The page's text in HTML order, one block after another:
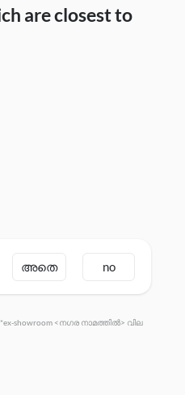
are closest to
അതെ no
*ex-showroom <നഗര നാമത്തിൽ> വില